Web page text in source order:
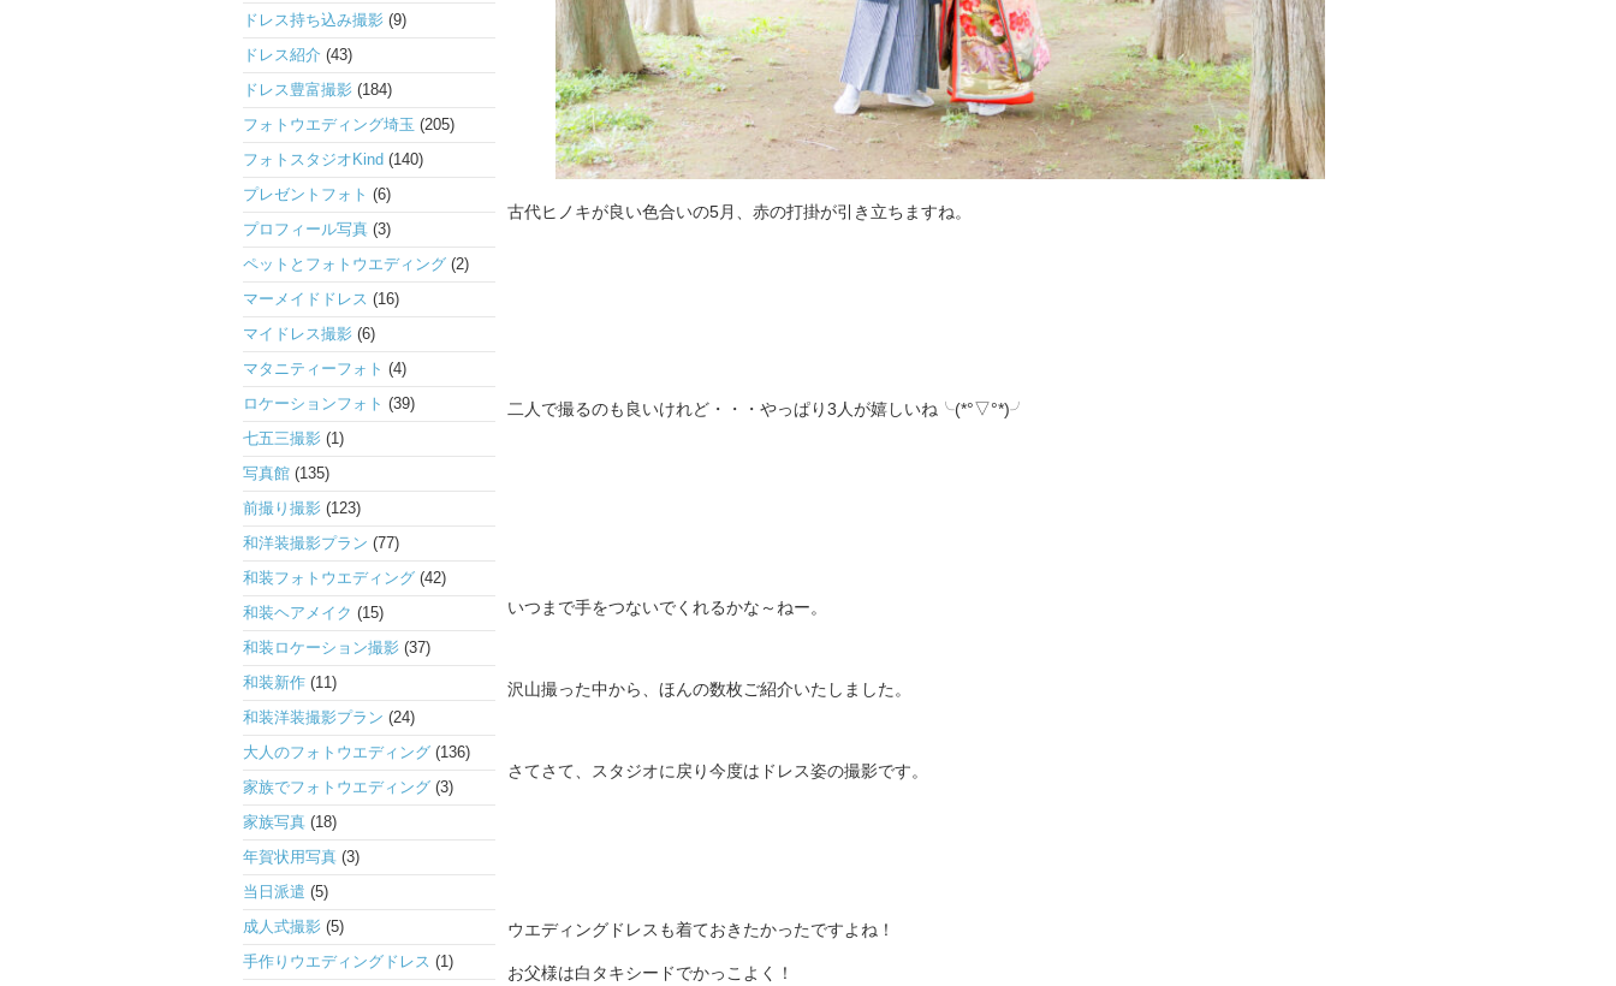
ドレス持ち込み撮影 (9)
ドレス紹介 (43)
ドレス豊富撮影 (184)
フォトウエディング埼玉 (205)
フォトスタジオKind (140)
プレゼントフォト (6)
プロフィール写真 (3)
ペットとフォトウエディング (2)
マーメイドドレス (16)
マイドレス撮影 (6)
マタニティーフォト (4)
ロケーションフォト (39)
七五三撮影 (1)
写真館 (135)
前撮り撮影 (123)
和洋装撮影プラン (77)
和装フォトウエディング (42)
和装ヘアメイク (15)
和装ロケーション撮影 (37)
和装新作 (11)
和装洋装撮影プラン (24)
大人のフォトウエディング (136)
家族でフォトウエディング (3)
家族写真 (18)
年賀状用写真 (3)
当日派遣 (5)
成人式撮影 (5)
手作りウエディングドレス (1)
古代ヒノキが良い色合いの5月、赤の打掛が引き立ちますね。
二人で撮るのも良いけれど・・・やっぱり3人が嬉しいね╰(*°▽°*)╯
いつまで手をつないでくれるかな～ねー。
沢山撮った中から、ほんの数枚ご紹介いたしました。
さてさて、スタジオに戻り今度はドレス姿の撮影です。
ウエディングドレスも着ておきたかったですよね！
お父様は白タキシードでかっこよく！